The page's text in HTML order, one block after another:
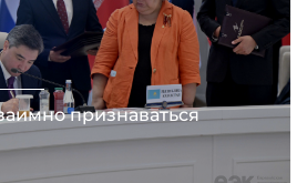
признаваться